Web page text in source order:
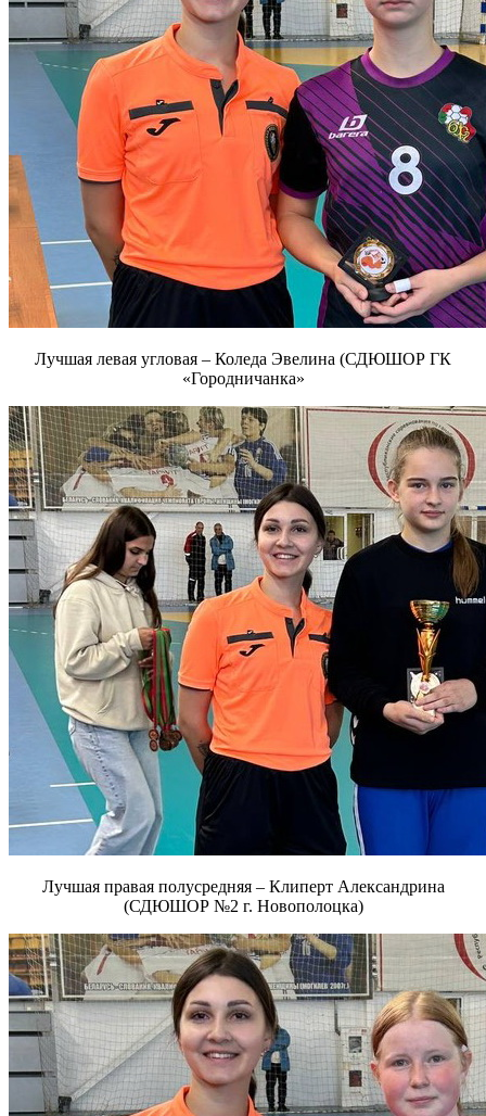
Лучшая левая угловая – Коледа Эвелина (СДЮШОР ГК
«Городничанка»
Лучшая правая полусредняя – Клиперт Александрина
(СДЮШОР №2 г. Новополоцка)